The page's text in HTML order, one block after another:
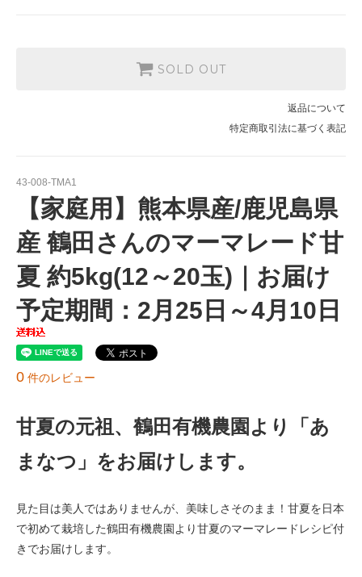
SOLD OUT
返品について
特定商取引法に基づく表記
43-008-TMA1
【家庭用】熊本県産/鹿児島県
産 鶴田さんのマーマレード甘
夏 約5kg(12～20玉)｜お届け
予定期間：2月25日～4月10日
0 件のレビュー
甘夏の元祖、鶴田有機農園より「あ
まなつ」をお届けします。
見た目は美人ではありませんが、美味しさそのまま！甘夏を日本
で初めて栽培した鶴田有機農園より甘夏のマーマレードレシピ付
きでお届けします。